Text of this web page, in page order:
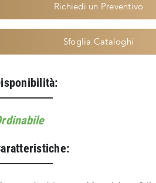
Richiedi un Preventivo
Sfoglia Cataloghi